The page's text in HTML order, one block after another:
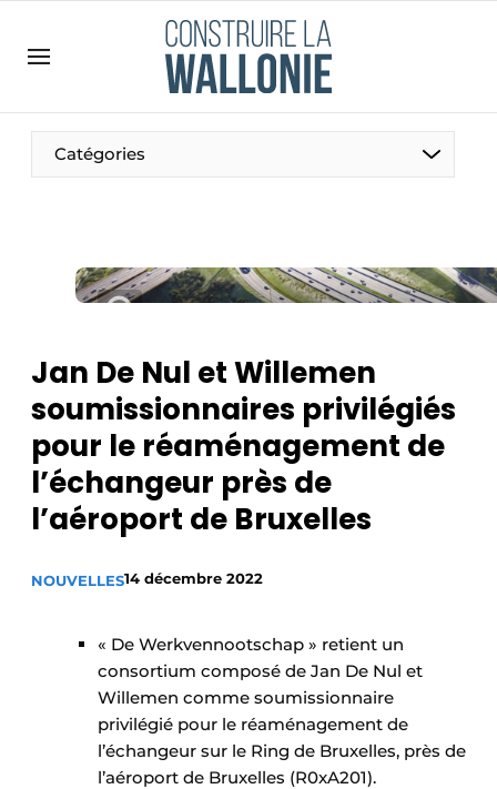
Emploi
Enregistrer une offre d’emploi
Meest gelezen
Podcasts
Privacy / Cookie statement
S’inscrire à l’événement
S’inscrire
Termes et conditions
Catégories
Construction bois
Contrôle d’accès
Éclairage
Jan De Nul et Willemen
soumissionnaires privilégiés
pour le réaménagement de
l’échangeur près de
l’aéroport de Bruxelles
NOUVELLES14 décembre 2022
« De Werkvennootschap » retient un
consortium composé de Jan De Nul et
Willemen comme soumissionnaire
privilégié pour le réaménagement de
l’échangeur sur le Ring de Bruxelles, près de
l’aéroport de Bruxelles (R0xA201).